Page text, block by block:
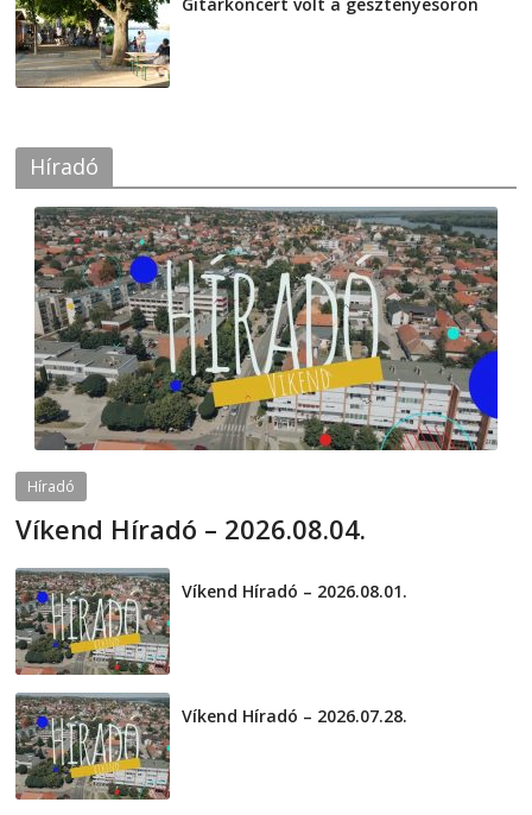
Gitárkoncert volt a gesztenyesoron
Híradó
Híradó
Víkend Híradó – 2026.08.04.
Víkend Híradó – 2026.08.01.
Víkend Híradó – 2026.07.28.